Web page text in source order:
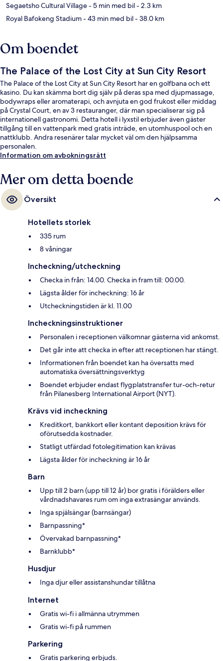
Segaetsho Cultural Village- 5 min med bil- 2.3 km
Royal Bafokeng Stadium- 43 min med bil- 38.0 km
Om boendet
The Palace of the Lost City at Sun City Resort
The Palace of the Lost City at Sun City Resort har en golfbana och ett
kasino. Du kan skämma bort dig själv på deras spa med djupmassage,
bodywraps eller aromaterapi, och avnjuta en god frukost eller middag
på Crystal Court, en av 3 restauranger, där man specialiserar sig på
internationell gastronomi. Detta hotell i lyxstil erbjuder även gäster
tillgång till en vattenpark med gratis inträde, en utomhuspool och en
nattklubb. Andra resenärer talar mycket väl om den hjälpsamma
personalen.
Information om avbokningsrätt
Mer om detta boende
Översikt
Hotellets storlek
335 rum
8 våningar
Incheckning/utcheckning
Checka in från: 14.00. Checka in fram till: 00.00.
Lägsta ålder för incheckning: 16 år
Utcheckningstiden är kl. 11.00
Incheckningsinstruktioner
Personalen i receptionen välkomnar gästerna vid ankomst.
Det går inte att checka in efter att receptionen har stängt.
Informationen från boendet kan ha översatts med
automatiska översättningsverktyg
Boendet erbjuder endast flygplatstransfer tur-och-retur
från Pilanesberg International Airport (NYT).
Krävs vid incheckning
Kreditkort, bankkort eller kontant deposition krävs för
oförutsedda kostnader.
Statligt utfärdad fotolegitimation kan krävas
Lägsta ålder för incheckning är 16 år
Barn
Upp till 2 barn (upp till 12 år) bor gratis i förälders eller
vårdnadshavares rum om inga extrasängar används.
Inga spjälsängar (barnsängar)
Barnpassning*
Övervakad barnpassning*
Barnklubb*
Husdjur
Inga djur eller assistanshundar tillåtna
Internet
Gratis wi-fi i allmänna utrymmen
Gratis wi-fi på rummen
Parkering
Gratis parkering erbjuds.